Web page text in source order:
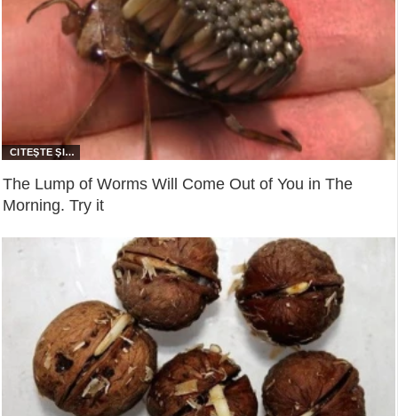
The Lump of Worms Will Come Out of You in The
Morning. Try it